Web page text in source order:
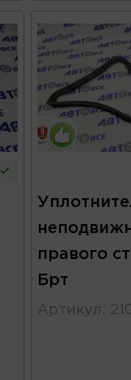
правого
Брт
Артикул :